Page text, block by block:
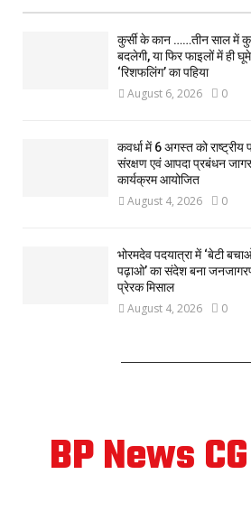
कुर्सी के कान ……तीन साल में
बदलेगी, या फिर फाइलों में ही
‘रिशफलिंग’ का पहिया
August 6, 2026 0
कवर्धा में 6 अगस्त को राष्ट्रीय
संरक्षण एवं आपदा प्रबंधन
कार्यक्रम आयोजित
August 4, 2026 0
भोरमदेव पदयात्रा में ‘बेटी
पढ़ाओ’ का संदेश बना
प्रेरक मिसाल
August 4, 2026 0
BP News CG